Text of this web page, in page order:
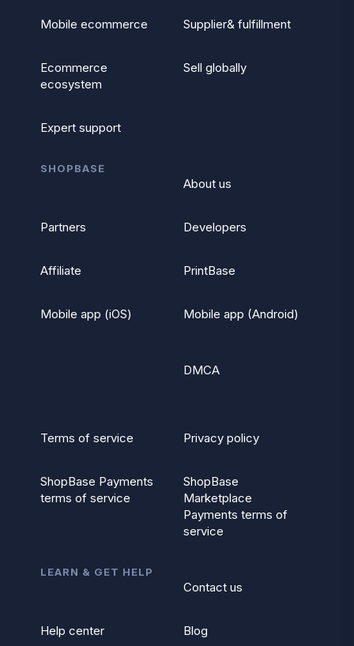
Mobile ecommerce Supplier& fulfillment
Ecommerce
ecosystem
Sell globally
Expert support
SHOPBASE
About us
Partners Developers
Affiliate PrintBase
Mobile app (iOS) Mobile app (Android)
DMCA
Terms of service Privacy policy
ShopBase Payments
terms of service
ShopBase
Marketplace
Payments terms of
service
LEARN & GET HELP
Contact us
Help center Blog